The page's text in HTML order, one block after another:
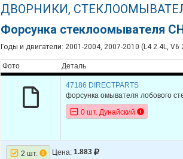
ДВОРНИКИ,
Форсунка стеклоомывателя
Годы и двигатели: 2001-2004, 2007-2010 (L4 2.4L, V6
Фото Деталь
47186 DIRECTPARTS
форсунка омывателя лобового
0 шт. Дунайский
2 шт. Цена: 1.883